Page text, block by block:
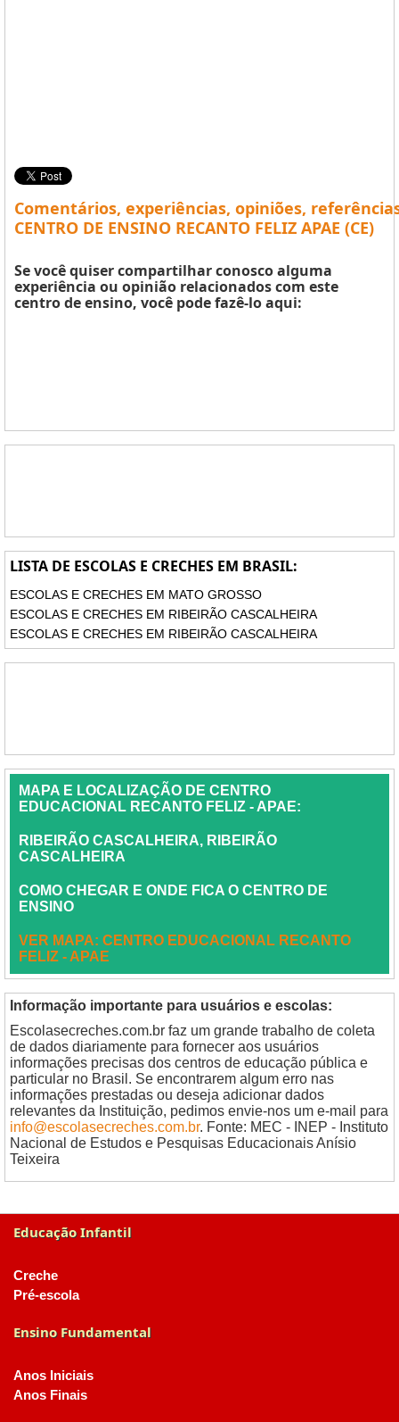
Comentários, experiências, opiniões,
CENTRO DE ENSINO RECANTO FELIZ APAE (CE)
Se você quiser compartilhar conosco alguma
experiência ou opinião relacionados com este
centro de ensino, você pode fazê-lo aqui:
LISTA DE ESCOLAS E CRECHES EM BRASIL:
ESCOLAS E CRECHES EM MATO GROSSO
ESCOLAS E CRECHES EM RIBEIRÃO CASCALHEIRA
ESCOLAS E CRECHES EM RIBEIRÃO CASCALHEIRA
MAPA E LOCALIZAÇÃO DE CENTRO
EDUCACIONAL RECANTO FELIZ - APAE:
RIBEIRÃO CASCALHEIRA, RIBEIRÃO
CASCALHEIRA
COMO CHEGAR E ONDE FICA O CENTRO DE
ENSINO
VER MAPA: CENTRO EDUCACIONAL RECANTO
FELIZ - APAE
Informação importante para usuários e escolas:
Escolasecreches.com.br faz um grande trabalho de coleta
de dados diariamente para fornecer aos usuários
informações precisas dos centros de educação pública e
particular no Brasil. Se encontrarem algum erro nas
informações prestadas ou deseja adicionar dados
relevantes da Instituição, pedimos envie-nos um e-mail para
info@escolasecreches.com.br. Fonte: MEC - INEP - Instituto
Nacional de Estudos e Pesquisas Educacionais Anísio
Teixeira
Educação Infantil
Creche
Pré-escola
Ensino Fundamental
Anos Iniciais
Anos Finais